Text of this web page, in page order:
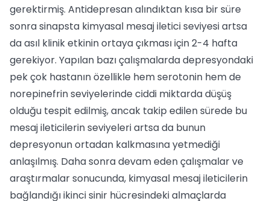
gerektirmiş. Antidepresan alındıktan kısa bir süre
son­ra sinapsta kimyasal mesaj iletici seviyesi artsa
da asıl klinik etkinin ortaya çıkma­sı için 2-4 hafta
gerekiyor. Yapılan bazı ça­lışmalarda depresyondaki
pek çok hasta­nın özellikle hem serotonin hem de
norepinefrin seviyelerinde ciddi miktar­da düşüş
olduğu tespit edilmiş, ancak ta­kip edilen sürede bu
mesaj ileticilerin se­viyeleri artsa da bunun
depresyonun orta­dan kalkmasına yetmediği
anlaşılmış. Da­ha sonra devam eden çalışmalar ve
araş­tırmalar sonucunda, kimyasal mesaj ileti­cilerin
bağlandığı ikinci sinir hücresinde­ki almaçlarda